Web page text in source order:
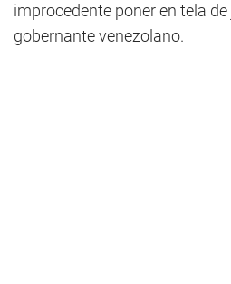
improcedente poner en tela
gobernante venezolano.